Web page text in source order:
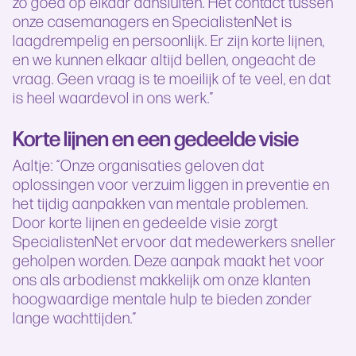
onze casemanagers en SpecialistenNet is
laagdrempelig en persoonlijk. Er zijn korte lijnen,
en we kunnen elkaar altijd bellen, ongeacht de
vraag. Geen vraag is te moeilijk of te veel, en dat
is heel waardevol in ons werk.”
Korte lijnen en een gedeelde visie
Aaltje: “Onze organisaties geloven dat
oplossingen voor verzuim liggen in preventie en
het tijdig aanpakken van mentale problemen.
Door korte lijnen en gedeelde visie zorgt
SpecialistenNet ervoor dat medewerkers sneller
geholpen worden. Deze aanpak maakt het voor
ons als arbodienst makkelijk om onze klanten
hoogwaardige mentale hulp te bieden zonder
lange wachttijden.”